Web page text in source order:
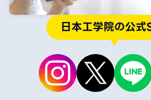
日本工学院の公式